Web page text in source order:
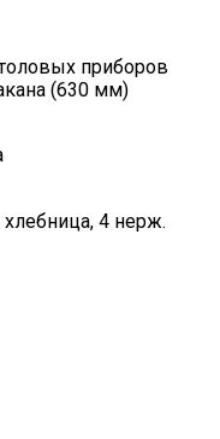
приборов
(630 мм)
4 нерж.